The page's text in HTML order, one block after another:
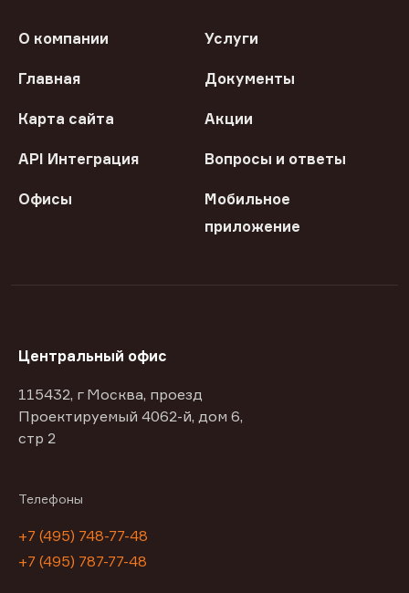
О компании Услуги
Главная Документы
Карта сайта Акции
API Интеграция Вопросы и ответы
Офисы
Мобильное
приложение
Центральный офис
115432, г Москва, проезд
Проектируемый 4062-й, дом 6,
стр 2
Телефоны
+7 (495) 748-77-48
+7 (495) 787-77-48